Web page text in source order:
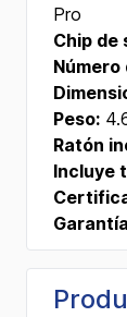
Pro
Chip de
Peso:
Ratón
Incluye